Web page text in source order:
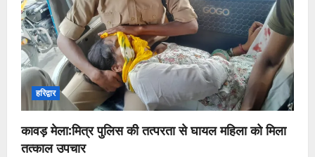
हरिद्वार
कावड़ मेला:मित्र पुलिस की तत्परता से घायल महिला को मिला
तत्काल उपचार